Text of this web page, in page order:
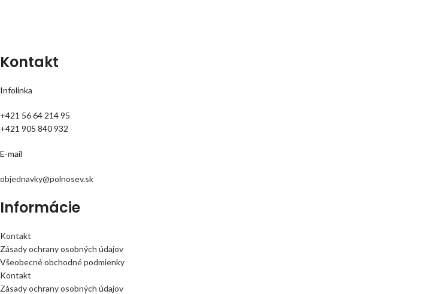
Kontakt
Infolinka
+421 56 64 214 95
+421 905 840 932
E-mail
objednavky@polnosev.sk
Informácie
Kontakt
Zásady ochrany osobných údajov
Všeobecné obchodné podmienky
Kontakt
Zásady ochrany osobných údajov